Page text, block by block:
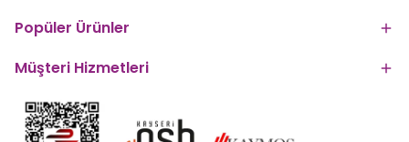
Popüler Ürünler
Müşteri Hizmetleri